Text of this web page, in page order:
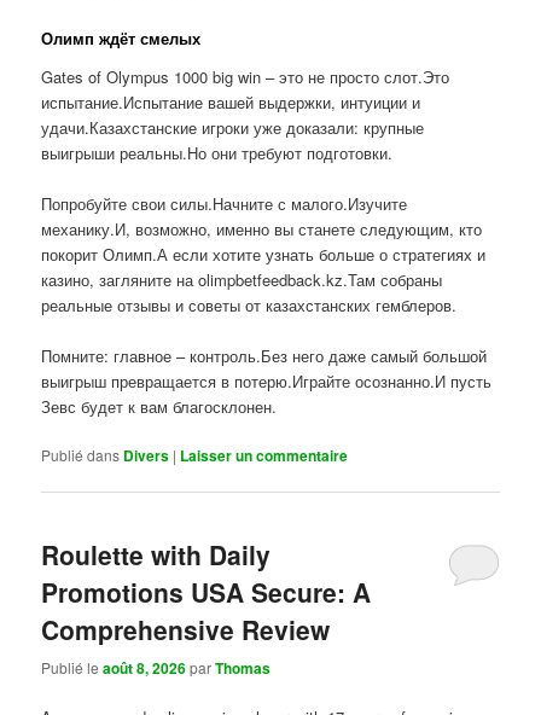
Олимп ждёт смелых
Gates of Olympus 1000 big win – это не просто слот.Это
испытание.Испытание вашей выдержки, интуиции и
удачи.Казахстанские игроки уже доказали: крупные
выигрыши реальны.Но они требуют подготовки.
Попробуйте свои силы.Начните с малого.Изучите
механику.И, возможно, именно вы станете следующим, кто
покорит Олимп.А если хотите узнать больше о стратегиях и
казино, загляните на olimpbetfeedback.kz.Там собраны
реальные отзывы и советы от казахстанских гемблеров.
Помните: главное – контроль.Без него даже самый большой
выигрыш превращается в потерю.Играйте осознанно.И пусть
Зевс будет к вам благосклонен.
Publié dans Divers | Laisser un commentaire
Roulette with Daily
Promotions USA Secure: A
Comprehensive Review
Publié leaoût 8, 2026parThomas